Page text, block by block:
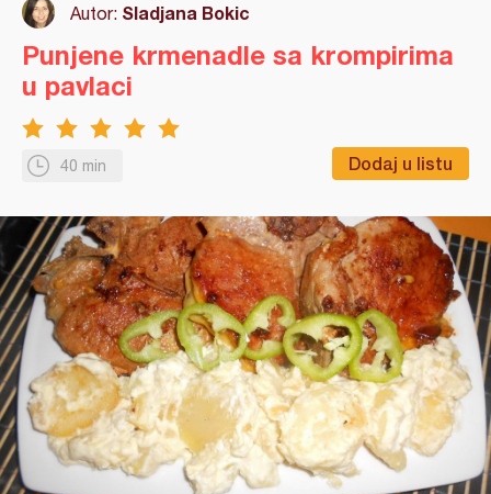
Autor: Sladjana Bokic
40 min Dodaj u listu
Punjene krmenadle sa krompirima
u pavlaci